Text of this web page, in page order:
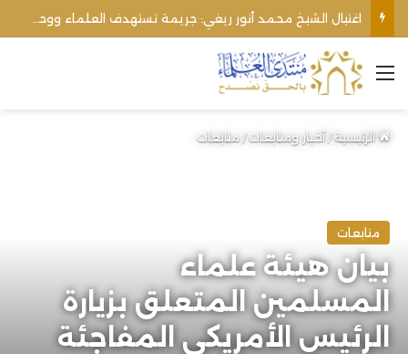
القائمة
الرئيسية/أخبار ومتابعات/متابعات
متابعات
بيان هيئة علماء
المسلمين المتعلق بزيارة
الرئيس الأمريكي المفاجئة